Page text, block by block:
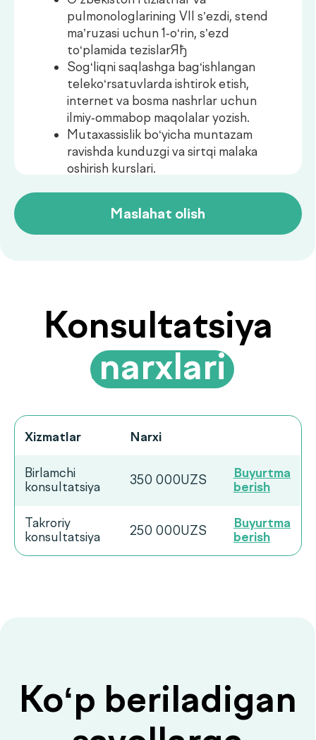
Konsultatsiya
.narxlari
Narxi
konsultatsiya
Buyurtma
Ko‘p beriladigan
savollarga
.javoblar